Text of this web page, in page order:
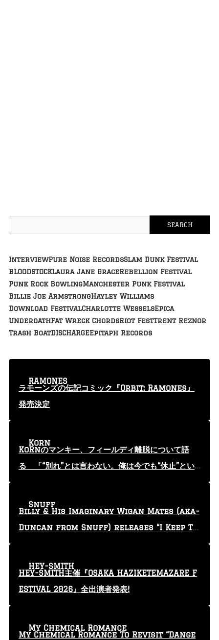
InterviewPure Noise RecordsSlam Dunk Festival
BLOODSTOCKLaura Jane GraceRebellion Festival
Punk Rock BowlingManchester Punk Festival
Billie Joe ArmstrongHayley Williams
Download FestivalCharlotte WesselsEpica
UnderoathFat Wreck ChordsRiot FestTrent Reznor
Trash BoatDISCHARGEEpitaph Records
ラモーンズの伝記コミック『Orbit: Ramones』
発売決定
RAMONES
KoRnのマンキー、フィールディ離脱について語
る 「“別れ”とは言わない。俺は今でも“休止”とい
Korn
Billy & His Imaginary Wigan Mates (aka-
Duncan from Snuff) releases “I Keep Tr
Snuff
HEY-SMITH主催『OSAKA HAZIKETEMAZARE F
ESTIVAL 2026』全出演者発表!
HEY-SMITH
My Chemical Romance To Revisit “Dange
My Chemical Romance